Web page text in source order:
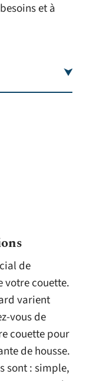
et à
de
votre couette.
varient
vous de
couette pour
de housse.
sont : simple,